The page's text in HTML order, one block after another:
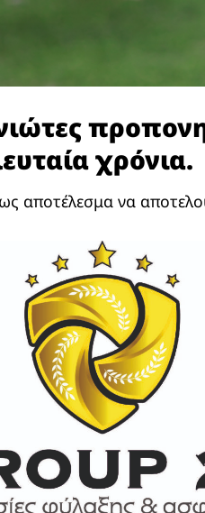
χρόνια.
αποτέλεσμα να